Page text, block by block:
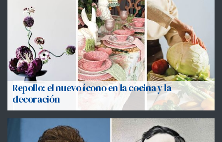
Repollo: el nuevo ícono en la cocina y la
decoración